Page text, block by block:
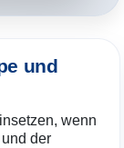
und
wenn
der